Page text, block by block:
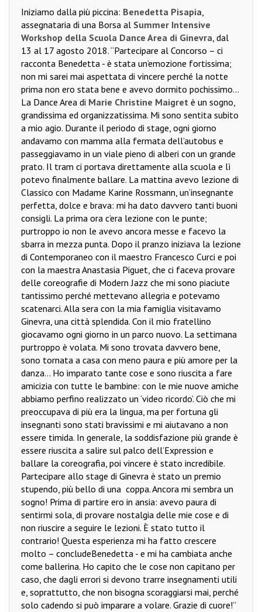
Iniziamo dalla più piccina: Benedetta Pisapia,
assegnataria di una Borsa al Summer Intensive
Workshop della Scuola Dance Area di Ginevra, dal
13 al 17 agosto 2018. “Partecipare al Concorso – ci
racconta Benedetta - è stata un’emozione fortissima;
non mi sarei mai aspettata di vincere perché la notte
prima non ero stata bene e avevo dormito pochissimo...
La Dance Area di Marie Christine Maigret è un sogno,
grandissima ed organizzatissima. Mi sono sentita subito
a mio agio. Durante il periodo di stage, ogni giorno
andavamo con mamma alla fermata dell’autobus e
passeggiavamo in un viale pieno di alberi con un grande
prato. Il tram ci portava direttamente alla scuola e lì
potevo finalmente ballare. La mattina avevo lezione di
Classico con Madame Karine Rossmann, un’insegnante
perfetta, dolce e brava: mi ha dato davvero tanti buoni
consigli. La prima ora c’era lezione con le punte;
purtroppo io non le avevo ancora messe e facevo la
sbarra in mezza punta. Dopo il pranzo iniziava la lezione
di Contemporaneo con il maestro Francesco Curci e poi
con la maestra Anastasia Piguet, che ci faceva provare
delle coreografie di Modern Jazz che mi sono piaciute
tantissimo perché mettevano allegria e potevamo
scatenarci. Alla sera con la mia famiglia visitavamo
Ginevra, una città splendida. Con il mio fratellino
giocavamo ogni giorno in un parco nuovo. La settimana
purtroppo è volata. Mi sono trovata davvero bene,
sono tornata a casa con meno paura e più amore per la
danza… Ho imparato tante cose e sono riuscita a fare
amicizia con tutte le bambine: con le mie nuove amiche
abbiamo perfino realizzato un ‘video ricordo’. Ciò che mi
preoccupava di più era la lingua, ma per fortuna gli
insegnanti sono stati bravissimi e mi aiutavano a non
essere timida. In generale, la soddisfazione più grande è
essere riuscita a salire sul palco dell’Expression e
ballare la coreografia, poi vincere è stato incredibile.
Partecipare allo stage di Ginevra è stato un premio
stupendo, più bello di una coppa. Ancora mi sembra un
sogno! Prima di partire ero in ansia: avevo paura di
sentirmi sola, di provare nostalgia delle mie cose e di
non riuscire a seguire le lezioni. È stato tutto il
contrario! Questa esperienza mi ha fatto crescere
molto – concludeBenedetta - e mi ha cambiata anche
come ballerina. Ho capito che le cose non capitano per
caso, che dagli errori si devono trarre insegnamenti utili
e, soprattutto, che non bisogna scoraggiarsi mai, perché
solo cadendo si può imparare a volare. Grazie di cuore!”